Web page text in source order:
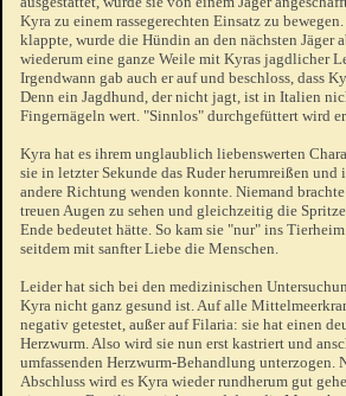
Kyra zu einem rassegerechten Einsatz zu
klappte, wurde die Hündin an den nächsten Jäger
wiederum eine ganze Weile mit Kyras jagdlicher
Irgendwann gab auch er auf und beschloss, dass
Denn ein Jagdhund, der nicht jagt, ist in Italien
Fingernägeln wert. "Sinnlos" durchgefüttert wird
Kyra hat es ihrem unglaublich liebenswerten
sie in letzter Sekunde das Ruder herumreißen
andere Richtung wenden konnte. Niemand
treuen Augen zu sehen und gleichzeitig die
Ende bedeutet hätte. So kam sie "nur" ins
seitdem mit sanfter Liebe die Menschen.
Leider hat sich bei den medizinischen
Kyra nicht ganz gesund ist. Auf alle
negativ getestet, außer auf Filaria: sie hat einen
Herzwurm. Also wird sie nun erst kastriert und
umfassenden Herzwurm-Behandlung unterzogen.
Abschluss wird es Kyra wieder rundherum gut